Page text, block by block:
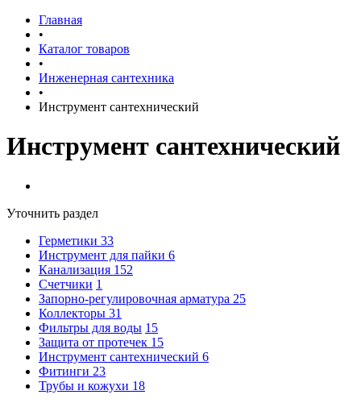
Главная
•
Каталог товаров
•
Инженерная сантехника
•
Инструмент сантехнический
Инструмент сантехнический
Уточнить раздел
Герметики 33
Инструмент для пайки 6
Канализация 152
Счетчики 1
Запорно-регулировочная арматура 25
Коллекторы 31
Фильтры для воды 15
Защита от протечек 15
Инструмент сантехнический 6
Фитинги 23
Трубы и кожухи 18